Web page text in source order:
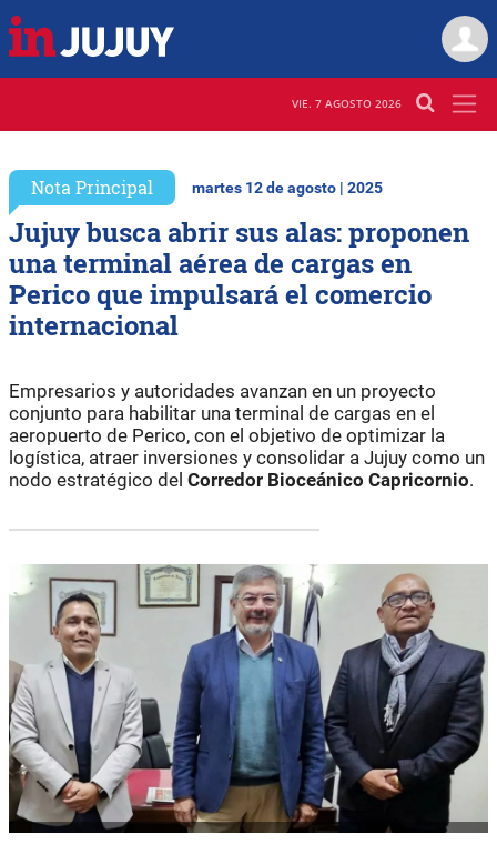
VIE. 7 AGOSTO 2026
Nota Principal martes 12 de agosto | 2025
Jujuy busca abrir sus alas: proponen
una terminal aérea de cargas en
Perico que impulsará el comercio
internacional
Empresarios y autoridades avanzan en un proyecto
conjunto para habilitar una terminal de cargas en el
aeropuerto de Perico, con el objetivo de optimizar la
logística, atraer inversiones y consolidar a Jujuy como un
nodo estratégico del Corredor Bioceánico Capricornio.